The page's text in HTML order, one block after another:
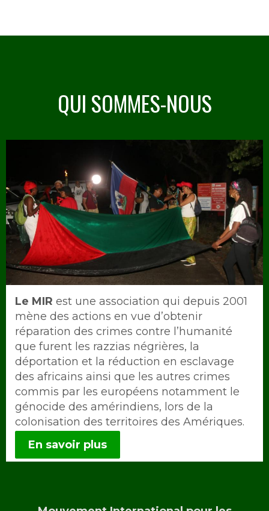
QUI SOMMES-NOUS
Intro
Le MIR est une association qui depuis 2001
mène des actions en vue d’obtenir
réparation des crimes contre l’humanité
que furent les razzias négrières, la
déportation et la réduction en esclavage
des africains ainsi que les autres crimes
commis par les européens notamment le
génocide des amérindiens, lors de la
colonisation des territoires des Amériques.
En savoir plus